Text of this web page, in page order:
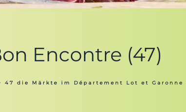
Encontre (47)
47 die Märkte im Département Lot et Garonne